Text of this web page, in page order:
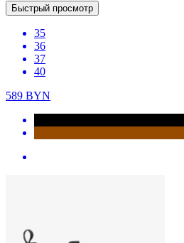
Быстрый просмотр
35
36
37
40
589 BYN